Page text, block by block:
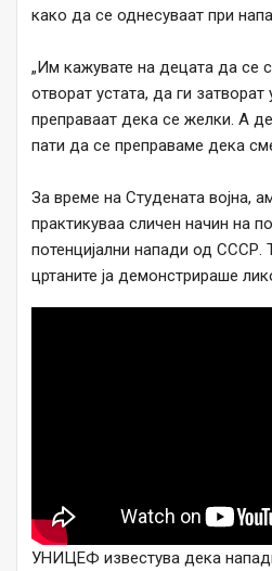
како да се однесуваат при
„Им кажувате на децата да се
отворат устата, да ги
преправаат дека се желки. А
пати да се преправаме дека
За време на Студената војна,
практикуваа сличен начин на
потенцијални напади од СССР.
цртаните ја демонстрираше
УНИЦЕФ известува дека